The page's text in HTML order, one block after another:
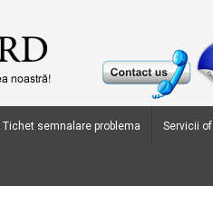
Tichet semnalare problema Servicii